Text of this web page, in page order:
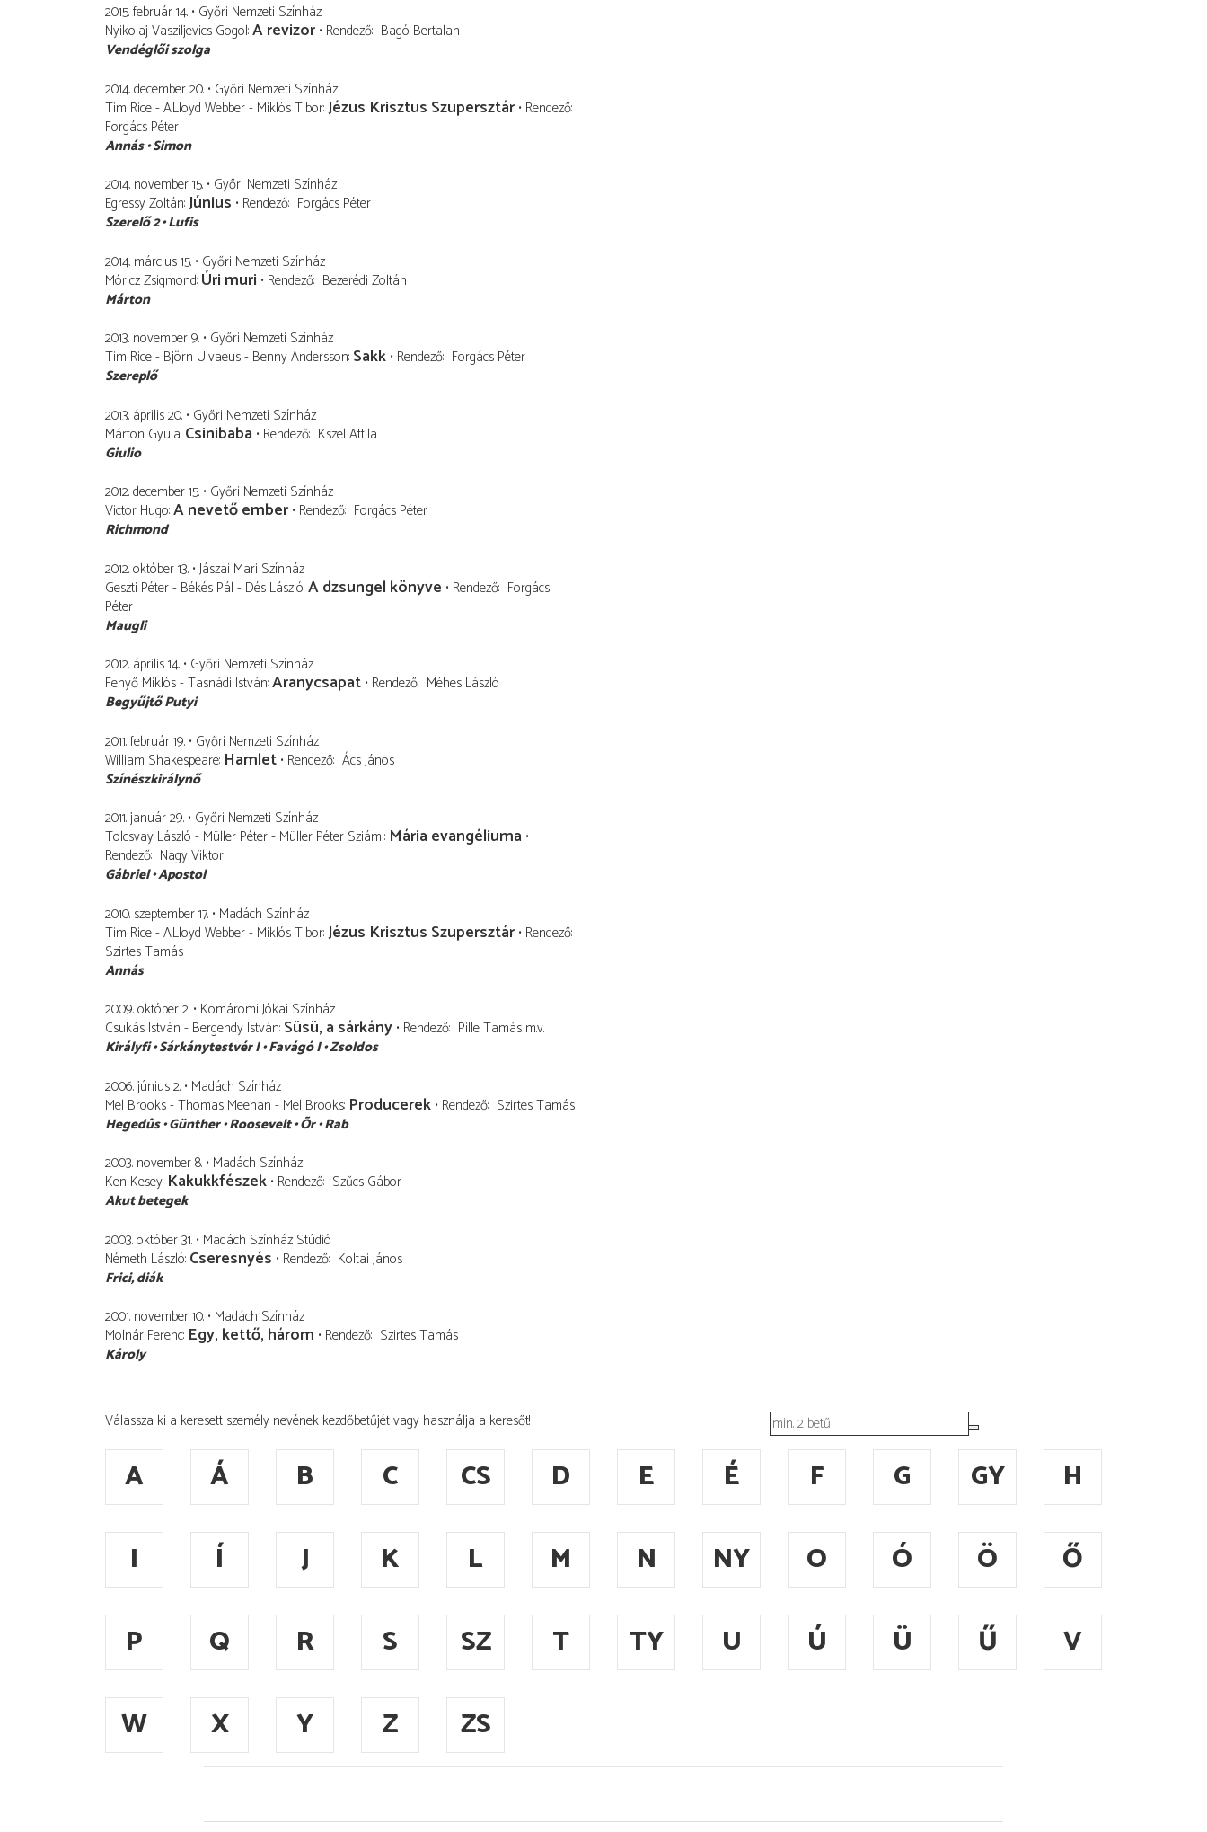
2015. február 14. Győri Nemzeti Színház
Nyikolaj Vasziljevics Gogol A revizor Rendező Bagó Bertalan
Vendéglői szolga
2014. december 20. Győri Nemzeti Színház
Tim Rice - A.Lloyd Webber - Miklós Tibor Jézus Krisztus Szupersztár Rendező
Forgács Péter
Annás Simon
2014. november 15. Győri Nemzeti Színház
Egressy Zoltán Június Rendező Forgács Péter
Szerelő 2 Lufis
2014. március 15. Győri Nemzeti Színház
Móricz Zsigmond Úri muri Rendező Bezerédi Zoltán
Márton
2013. november 9. Győri Nemzeti Színház
Tim Rice - Björn Ulvaeus - Benny Andersson Sakk Rendező Forgács Péter
Szereplő
2013. április 20. Győri Nemzeti Színház
Márton Gyula Csinibaba Rendező Kszel Attila
Giulio
2012. december 15. Győri Nemzeti Színház
Victor Hugo A nevető ember Rendező Forgács Péter
Richmond
2012. október 13. Jászai Mari Színház
Geszti Péter - Békés Pál - Dés László A dzsungel könyve Rendező Forgács
Péter
Maugli
2012. április 14. Győri Nemzeti Színház
Fenyő Miklós - Tasnádi István Aranycsapat Rendező Méhes László
Begyűjtő Putyi
2011. február 19. Győri Nemzeti Színház
William Shakespeare Hamlet Rendező Ács János
Színészkirálynő
2011. január 29. Győri Nemzeti Színház
Tolcsvay László - Müller Péter - Müller Péter Sziámi Mária evangéliuma
Rendező Nagy Viktor
Gábriel Apostol
2010. szeptember 17. Madách Színház
Tim Rice - A.Lloyd Webber - Miklós Tibor Jézus Krisztus Szupersztár Rendező
Szirtes Tamás
Annás
2009. október 2. Komáromi Jókai Színház
Csukás István - Bergendy István Süsü, a sárkány Rendező Pille Tamás m.v.
Királyfi Sárkánytestvér I Favágó I Zsoldos
2006. június 2. Madách Színház
Mel Brooks - Thomas Meehan - Mel Brooks Producerek Rendező Szirtes Tamás
Hegedûs Günther Roosevelt Õr Rab
2003. november 8. Madách Színház
Ken Kesey Kakukkfészek Rendező Szűcs Gábor
Akut betegek
2003. október 31. Madách Színház Stúdió
Németh László Cseresnyés Rendező Koltai János
Frici diák
2001. november 10. Madách Színház
Molnár Ferenc Egy, kettő, három Rendező Szirtes Tamás
Károly
Válassza ki a keresett személy nevének kezdőbetűjét vagy használja a keresőt!
A Á B C CS D E É F G GY
H
I
Í J K L M N NY O Ó Ö
Ő
P
Q R S SZ T TY U Ú Ü Ű
V
W
X Y Z ZS